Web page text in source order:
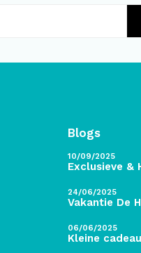
Blogs
10/09/2025
Exclusieve &
24/06/2025
Vakantie De
06/06/2025
Kleine